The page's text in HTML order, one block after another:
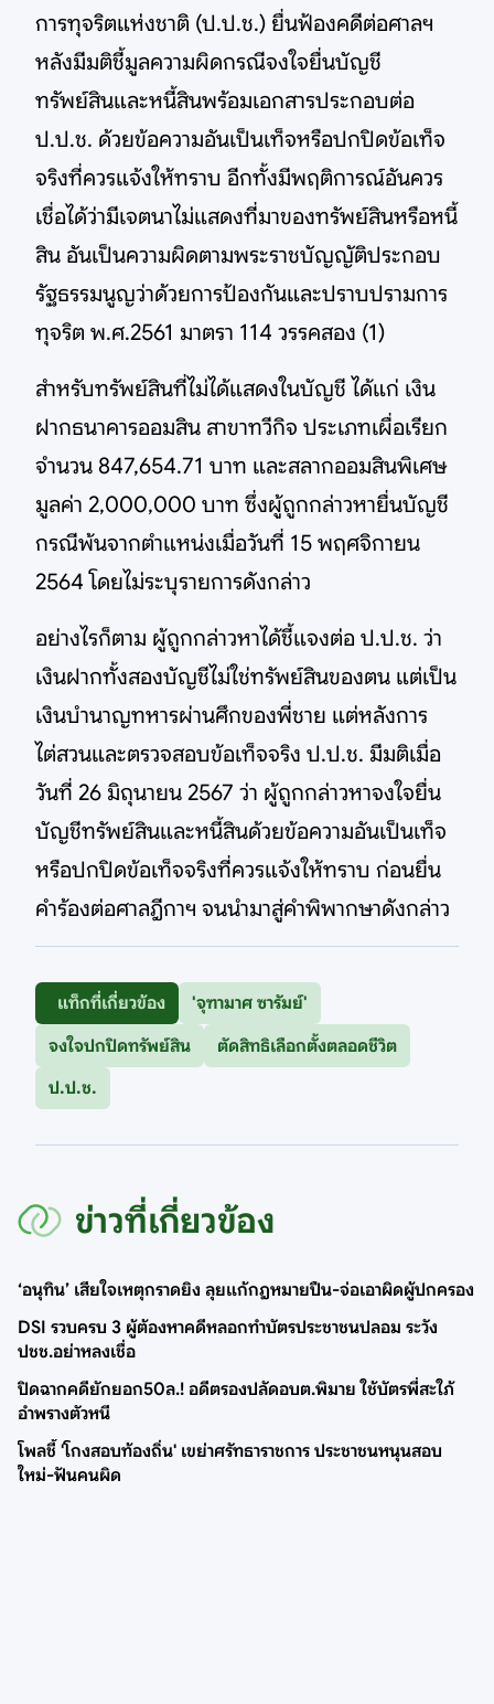
การทุจริตแห่งชาติ (ป.ป.ช.) ยื่นฟ้องคดีต่อศาลฯ
หลังมีมติชี้มูลความผิดกรณีจงใจยื่นบัญชี
ทรัพย์สินและหนี้สินพร้อมเอกสารประกอบต่อ
ป.ป.ช. ด้วยข้อความอันเป็นเท็จหรือปกปิดข้อเท็จ
จริงที่ควรแจ้งให้ทราบ อีกทั้งมีพฤติการณ์อันควร
เชื่อได้ว่ามีเจตนาไม่แสดงที่มาของทรัพย์สินหรือหนี้
สิน อันเป็นความผิดตามพระราชบัญญัติประกอบ
รัฐธรรมนูญว่าด้วยการป้องกันและปราบปรามการ
ทุจริต พ.ศ.2561 มาตรา 114 วรรคสอง (1)
สำหรับทรัพย์สินที่ไม่ได้แสดงในบัญชี ได้แก่ เงิน
ฝากธนาคารออมสิน สาขาทวีกิจ ประเภทเผื่อเรียก
จำนวน 847,654.71 บาท และสลากออมสินพิเศษ
มูลค่า 2,000,000 บาท ซึ่งผู้ถูกกล่าวหายื่นบัญชี
กรณีพ้นจากตำแหน่งเมื่อวันที่ 15 พฤศจิกายน
2564 โดยไม่ระบุรายการดังกล่าว
อย่างไรก็ตาม ผู้ถูกกล่าวหาได้ชี้แจงต่อ ป.ป.ช. ว่า
เงินฝากทั้งสองบัญชีไม่ใช่ทรัพย์สินของตน แต่เป็น
เงินบำนาญทหารผ่านศึกของพี่ชาย แต่หลังการ
ไต่สวนและตรวจสอบข้อเท็จจริง ป.ป.ช. มีมติเมื่อ
วันที่ 26 มิถุนายน 2567 ว่า ผู้ถูกกล่าวหาจงใจยื่น
บัญชีทรัพย์สินและหนี้สินด้วยข้อความอันเป็นเท็จ
หรือปกปิดข้อเท็จจริงที่ควรแจ้งให้ทราบ ก่อนยื่น
คำร้องต่อศาลฎีกาฯ จนนำมาสู่คำพิพากษาดังกล่าว
แท็กที่เกี่ยวข้อง
'จุฑามาศ ซารัมย์'
จงใจปกปิดทรัพย์สิน
ตัดสิทธิเลือกตั้งตลอดชีวิต
ป.ป.ช.
ข่าวที่เกี่ยวข้อง
‘อนุทิน’ เสียใจเหตุกราดยิง ลุยแก้กฎหมายปืน-จ่อเอาผิดผู้ปกครอง
DSI รวบครบ 3 ผู้ต้องหาคดีหลอกทำบัตรประชาชนปลอม ระวัง
ปชช.อย่าหลงเชื่อ
ปิดฉากคดียักยอก50ล.! อดีตรองปลัดอบต.พิมาย ใช้บัตรพี่สะใภ้
อำพรางตัวหนี
โพลชี้ 'โกงสอบท้องถิ่น' เขย่าศรัทธาราชการ ประชาชนหนุนสอบ
ใหม่-ฟันคนผิด